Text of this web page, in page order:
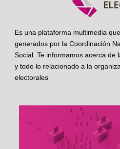
Es una plataforma multimedia
generados por la Coordinación
Social. Te informamos acerca de
y todo lo relacionado a la
electorales